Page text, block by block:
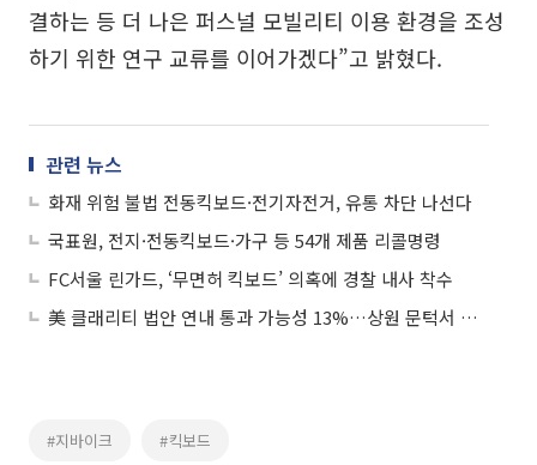
결하는 등 더 나은 퍼스널 모빌리티 이용 환경을 조성
하기 위한 연구 교류를 이어가겠다”고 밝혔다.
관련 뉴스
화재 위험 불법 전동킥보드·전기자전거, 유통 차단 나선다
국표원, 전지·전동킥보드·가구 등 54개 제품 리콜명령
FC서울 린가드, ‘무면허 킥보드’ 의혹에 경찰 내사 착수
美 클래리티 법안 연내 통과 가능성 13%…상원 문턱서 제동
#지바이크 #킥보드